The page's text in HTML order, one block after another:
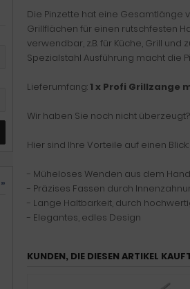
Die Pinzette hat eine Gesamtlänge
Grillflächen für einen rutschfesten
verwendbar, z.B. für Küche, Grill
Spezialstahl Ausführung macht die
Lieferumfang:1 x Profi Grillzange
Wir haben Sie noch nicht überzeugt?
Hier sind Ihre Vorteile auf einen Blick:
- Müheloses Wenden aus dem
- Präzises Fassen durch
- Lange Haltbarkeit, durch
- Elegantes, edles Design
KUNDEN, DIE DIESEN ARTIKEL
»